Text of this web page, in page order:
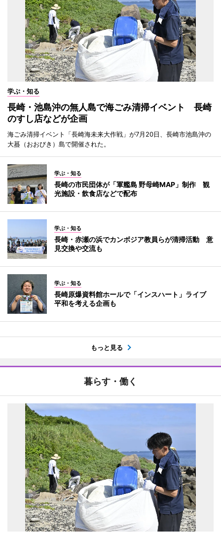
学ぶ・知る
長崎・池島沖の無人島で海ごみ清掃イベント 長崎
のすし店などが企画
海ごみ清掃イベント「長崎海未来大作戦」が7月20日、長崎市池島沖の
大蟇（おおびき）島で開催された。
学ぶ・知る
長崎の市民団体が「軍艦島 野母崎MAP」制作 観
光施設・飲食店などで配布
学ぶ・知る
長崎・赤瀬の浜でカンボジア教員らが清掃活動 意
見交換や交流も
学ぶ・知る
長崎原爆資料館ホールで「インスハート」ライブ
平和を考える企画も
もっと見る
暮らす・働く